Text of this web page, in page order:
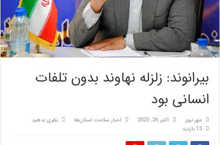
بیرانوند: زلزله نهاوند بدون تلفات
انسانی بود
مهر نیوز اکتبر 26, 2025 اخبار سلامت استان‌ها
نظری بدهید
13 بازدید